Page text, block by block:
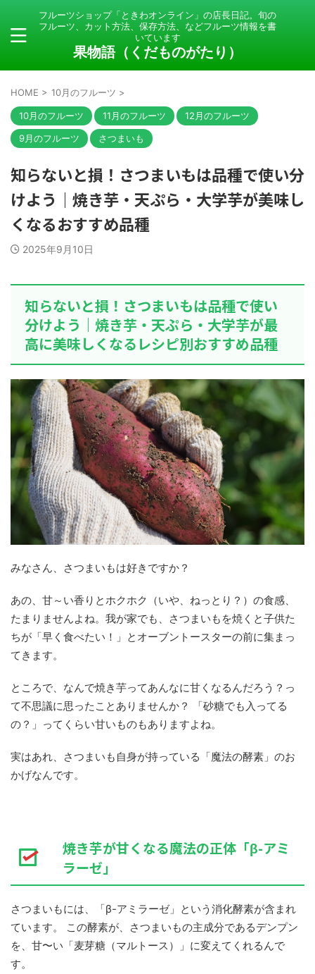
フルーツショップ「ときわオンライン」の店長日記。旬の
フルーツ、カット方法、保存方法、などフルーツ情報を書
いています
果物語（くだものがたり）
HOME > 10月のフルーツ >
10月のフルーツ 11月のフルーツ
12月のフルーツ
9月のフルーツ
さつまいも
知らないと損！さつまいもは品種で使い分
けよう｜焼き芋・天ぷら・大学芋が美味し
くなるおすすめ品種
2025年9月10日
知らないと損！さつまいもは品種で使い
分けよう｜焼き芋・天ぷら・大学芋が最
高に美味しくなるレシピ別おすすめ品種
みなさん、さつまいもは好きですか？
あの、甘～い香りとホクホク（いや、ねっとり？）の食感、
たまりませんよね。我が家でも、さつまいもを焼くと子供た
ちが「早く食べたい！」とオーブントースターの前に集まっ
てきます。
ところで、なんで焼き芋ってあんなに甘くなるんだろう？っ
て不思議に思ったことありませんか？ 「砂糖でも入ってる
の？」ってくらい甘いものもありますよね。
実はあれ、さつまいも自身が持っている「魔法の酵素」のお
かげなんです。
焼き芋が甘くなる魔法の正体「β-アミ
ラーゼ」
さつまいもには、「β-アミラーゼ」という消化酵素が含まれ
ています。 この酵素が、さつまいもの主成分であるデンプン
を、甘〜い「麦芽糖（マルトース）」に変えてくれるんで
す。